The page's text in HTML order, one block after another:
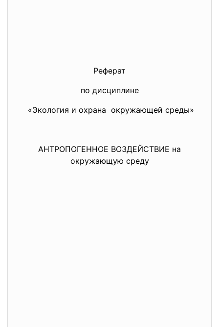
Реферат
по дисциплине
«Экология и охрана окружающей среды»
АНТРОПОГЕННОЕ ВОЗДЕЙСТВИЕ на
окружающую среду